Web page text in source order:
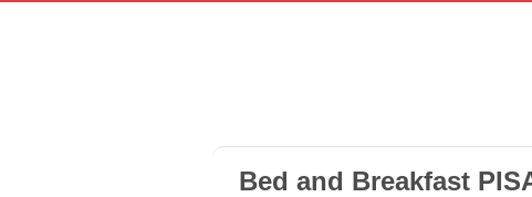
Bed and Breakfast